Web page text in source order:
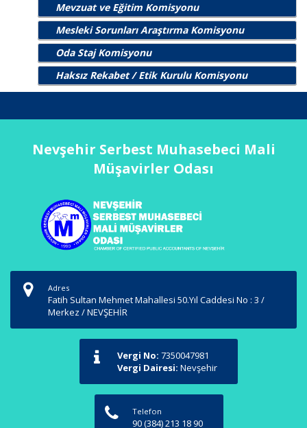
Mevzuat ve Eğitim Komisyonu
Mesleki Sorunları Araştırma Komisyonu
Oda Staj Komisyonu
Haksız Rekabet / Etik Kurulu Komisyonu
Nevşehir Serbest Muhasebeci Mali
Müşavirler Odası
Adres
Fatih Sultan Mehmet Mahallesi 50.Yıl Caddesi No : 3 /
Merkez / NEVŞEHİR
Vergi No: 7350047981
Vergi Dairesi: Nevşehir
Telefon
90 (384) 213 18 90